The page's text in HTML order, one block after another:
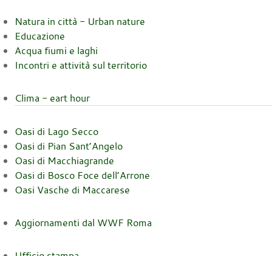
Natura in città - Urban nature
Educazione
Acqua fiumi e laghi
Incontri e attività sul territorio
Clima - eart hour
Oasi di Lago Secco
Oasi di Pian Sant’Angelo
Oasi di Macchiagrande
Oasi di Bosco Foce dell’Arrone
Oasi Vasche di Maccarese
Aggiornamenti dal WWF Roma